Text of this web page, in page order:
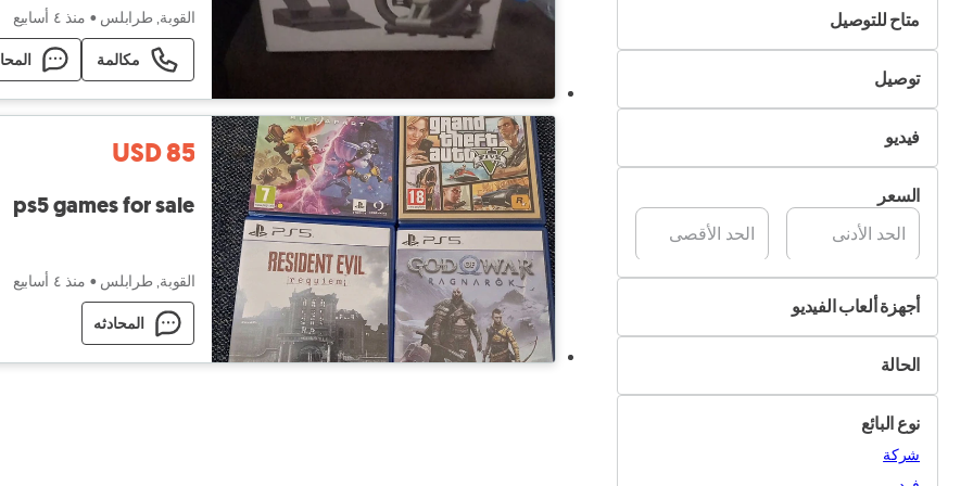
متاح للتوصيل
لا
نعم
توصيل
التسليم الذاتي
تسليم Pik&Dropفيديو
غير متوفر
متوفرالسعر
أجهزة ألعاب الفيديو
مايكروسوفت
بلاي ستيشنالحالة
جديد
مستعملنوع البائع
شركة
القوبة, طرابلس • منذ ٤ أسابيع
مكالمة
USD 85
ps5 games for sale
القوبة, طرابلس • منذ ٤ أسابيع
المحادثه